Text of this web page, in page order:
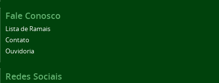
Fale Conosco
Lista de Ramais
Contato
Ouvidoria
Redes Sociais